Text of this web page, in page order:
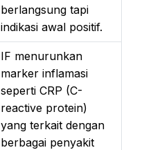
berlangsung tapi
indikasi awal positif.
IF menurunkan
marker inflamasi
seperti CRP (C-
reactive protein)
yang terkait dengan
berbagai penyakit